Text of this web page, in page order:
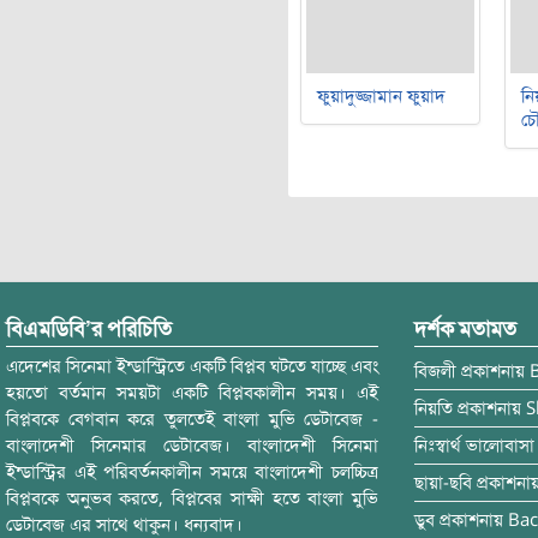
ফুয়াদুজ্জামান ফুয়াদ
বিএমডিবি’র পরিচিতি
এদেশের সিনেমা ইন্ডাস্ট্রিতে একটি বিপ্লব ঘটতে যাচ্ছে এবং
হয়তো বর্তমান সময়টা একটি বিপ্লবকালীন সময়। এই
বিপ্লবকে বেগবান করে তুলতেই বাংলা মুভি ডেটাবেজ -
বাংলাদেশী সিনেমার ডেটাবেজ। বাংলাদেশী সিনেমা
ইন্ডাস্ট্রির এই পরিবর্তনকালীন সময়ে বাংলাদেশী চলচ্চিত্র
বিপ্লবকে অনুভব করতে, বিপ্লবের সাক্ষী হতে বাংলা মুভি
ডেটাবেজ এর সাথে থাকুন। ধন্যবাদ।
দর্শক মতামত
বিজলী প্রকাশনায়
নিয়তি প্রকাশনায়
নিঃস্বার্থ ভালোবাসা
ছায়া-ছবি
ডুব প্রকাশনায়